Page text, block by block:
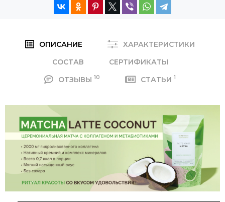
ОПИСАНИЕ
ХАРАКТЕРИСТИКИ
СОСТАВ
СЕРТИФИКАТЫ
ОТЗЫВЫ 10 СТАТЬИ 1